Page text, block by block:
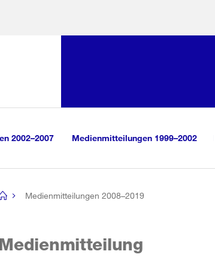
2002–2007 Medienmitteilungen 1999–2002
Medienmitteilungen 2008–2019